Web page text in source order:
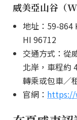
威美亞山谷（
地址：59-864
HI 96712
交通方式：從
北岸，車程約
轉乘或包車／
官網： https://